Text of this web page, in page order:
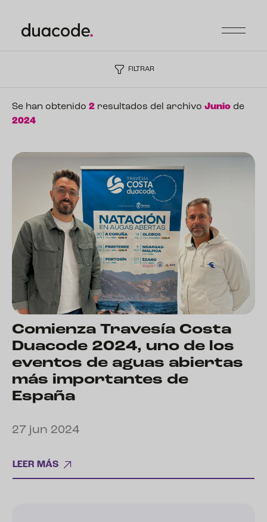
FILTRAR
Se han obtenido 2 resultados del archivo Junio de
2024
Comienza Travesía Costa
Duacode 2024, uno de los
eventos de aguas abiertas
más importantes de
España
27 jun 2024
LEER MÁS